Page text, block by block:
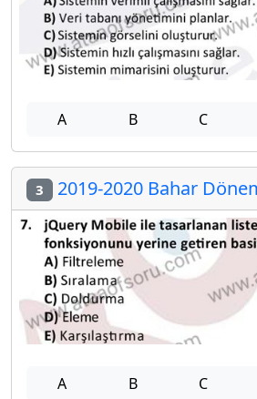
A B C
3 2019-2020 Bahar
A B C